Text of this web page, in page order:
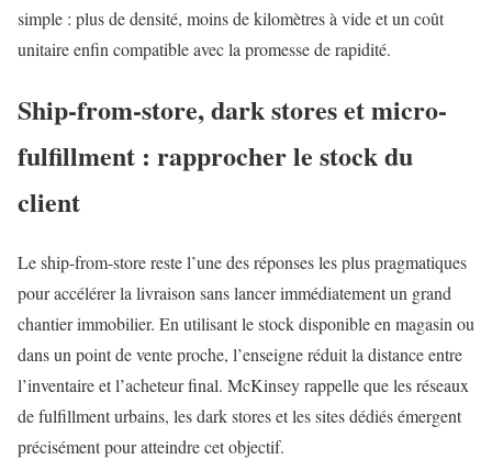
simple : plus de densité, moins de kilomètres à vide et un coût
unitaire enfin compatible avec la promesse de rapidité.
Ship-from-store, dark stores et micro-
fulfillment : rapprocher le stock du
client
Le ship-from-store reste l’une des réponses les plus pragmatiques
pour accélérer la livraison sans lancer immédiatement un grand
chantier immobilier. En utilisant le stock disponible en magasin ou
dans un point de vente proche, l’enseigne réduit la distance entre
l’inventaire et l’acheteur final. McKinsey rappelle que les réseaux
de fulfillment urbains, les dark stores et les sites dédiés émergent
précisément pour atteindre cet objectif.